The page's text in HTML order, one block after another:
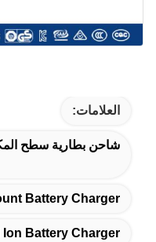
العلامات:
شاحن بطارية سطح
Battery Charger
Ion Battery Charger